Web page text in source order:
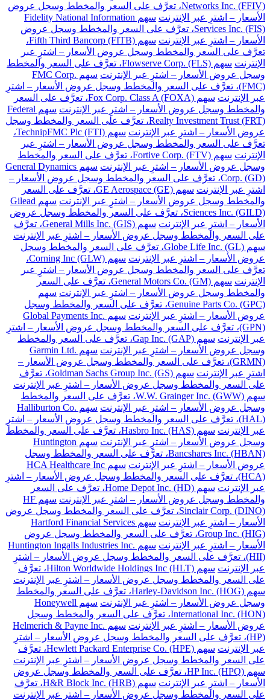
Networks Inc. (FFIV)، تعرَّف على السعر والمخطط وسجل عروض
الأسعار – اشترِ عبر الإنترنت
سهم Fidelity National Information
Services Inc. (FIS)، تعرَّف على السعر والمخطط وسجل عروض
الأسعار – اشترِ عبر الإنترنت
سهم Fifth Third Bancorp (FITB)،
تعرَّف على السعر والمخطط وسجل عروض الأسعار – اشترِ عبر
الإنترنت
سهم Flowserve Corp. (FLS)، تعرَّف على السعر والمخطط
وسجل عروض الأسعار – اشترِ عبر الإنترنت
سهم FMC Corp.
(FMC)، تعرَّف على السعر والمخطط وسجل عروض الأسعار – اشترِ
عبر الإنترنت
سهم Fox Corp. Class A (FOXA)، تعرَّف على السعر
والمخطط وسجل عروض الأسعار – اشترِ عبر الإنترنت
سهم Federal
Realty Investment Trust (FRT)، تعرَّف على السعر والمخطط وسجل
عروض الأسعار – اشترِ عبر الإنترنت
سهم TechnipFMC Plc (FTI)،
تعرَّف على السعر والمخطط وسجل عروض الأسعار – اشترِ عبر
الإنترنت
سهم Fortive Corp. (FTV)، تعرَّف على السعر والمخطط
وسجل عروض الأسعار – اشترِ عبر الإنترنت
سهم General Dynamics
Corp. (GD)، تعرَّف على السعر والمخطط وسجل عروض الأسعار –
اشترِ عبر الإنترنت
سهم GE Aerospace (GE)، تعرَّف على السعر
والمخطط وسجل عروض الأسعار – اشترِ عبر الإنترنت
سهم Gilead
Sciences Inc. (GILD)، تعرَّف على السعر والمخطط وسجل عروض
الأسعار – اشترِ عبر الإنترنت
سهم General Mills Inc. (GIS)، تعرَّف
على السعر والمخطط وسجل عروض الأسعار – اشترِ عبر الإنترنت
سهم Globe Life Inc. (GL)، تعرَّف على السعر والمخطط وسجل
عروض الأسعار – اشترِ عبر الإنترنت
سهم Corning Inc (GLW)،
تعرَّف على السعر والمخطط وسجل عروض الأسعار – اشترِ عبر
الإنترنت
سهم General Motors Co. (GM)، تعرَّف على السعر
والمخطط وسجل عروض الأسعار – اشترِ عبر الإنترنت سهم
Genuine Parts Co. (GPC)، تعرَّف على السعر والمخطط وسجل
عروض الأسعار – اشترِ عبر الإنترنت
سهم Global Payments Inc.
(GPN)، تعرَّف على السعر والمخطط وسجل عروض الأسعار – اشترِ
عبر الإنترنت
سهم Gap Inc. (GAP)، تعرَّف على السعر والمخطط
وسجل عروض الأسعار – اشترِ عبر الإنترنت
سهم Garmin Ltd.
(GRMN)، تعرَّف على السعر والمخطط وسجل عروض الأسعار –
اشترِ عبر الإنترنت
سهم Goldman Sachs Group Inc. (GS)، تعرَّف
على السعر والمخطط وسجل عروض الأسعار – اشترِ عبر الإنترنت
سهم W.W. Grainger Inc. (GWW)، تعرَّف على السعر والمخطط
وسجل عروض الأسعار – اشترِ عبر الإنترنت
سهم Halliburton Co.
(HAL)، تعرَّف على السعر والمخطط وسجل عروض الأسعار – اشترِ
عبر الإنترنت
سهم Hasbro Inc. (HAS)، تعرَّف على السعر والمخطط
وسجل عروض الأسعار – اشترِ عبر الإنترنت
سهم Huntington
Bancshares Inc. (HBAN)، تعرَّف على السعر والمخطط وسجل
عروض الأسعار – اشترِ عبر الإنترنت
سهم HCA Healthcare Inc
(HCA)، تعرَّف على السعر والمخطط وسجل عروض الأسعار – اشترِ
عبر الإنترنت
سهم Home Depot Inc. (HD)، تعرَّف على السعر
والمخطط وسجل عروض الأسعار – اشترِ عبر الإنترنت
سهم HF
Sinclair Corp. (DINO)، تعرَّف على السعر والمخطط وسجل عروض
الأسعار – اشترِ عبر الإنترنت
سهم Hartford Financial Services
Group Inc. (HIG)، تعرَّف على السعر والمخطط وسجل عروض
الأسعار – اشترِ عبر الإنترنت
سهم Huntington Ingalls Industries Inc.
(HII)، تعرَّف على السعر والمخطط وسجل عروض الأسعار – اشترِ
عبر الإنترنت
سهم Hilton Worldwide Holdings Inc (HLT)، تعرَّف
على السعر والمخطط وسجل عروض الأسعار – اشترِ عبر الإنترنت
سهم Harley-Davidson Inc. (HOG)، تعرَّف على السعر والمخطط
وسجل عروض الأسعار – اشترِ عبر الإنترنت
سهم Honeywell
International Inc. (HON)، تعرَّف على السعر والمخطط وسجل
عروض الأسعار – اشترِ عبر الإنترنت
سهم Helmerich & Payne Inc.
(HP)، تعرَّف على السعر والمخطط وسجل عروض الأسعار – اشترِ
عبر الإنترنت
سهم Hewlett Packard Enterprise Co. (HPE)، تعرَّف
على السعر والمخطط وسجل عروض الأسعار – اشترِ عبر الإنترنت
سهم HP Inc. (HPQ)، تعرَّف على السعر والمخطط وسجل عروض
الأسعار – اشترِ عبر الإنترنت
سهم H&R Block Inc. (HRB)، تعرَّف
على السعر والمخطط وسجل عروض الأسعار – اشترِ عبر الإنترنت